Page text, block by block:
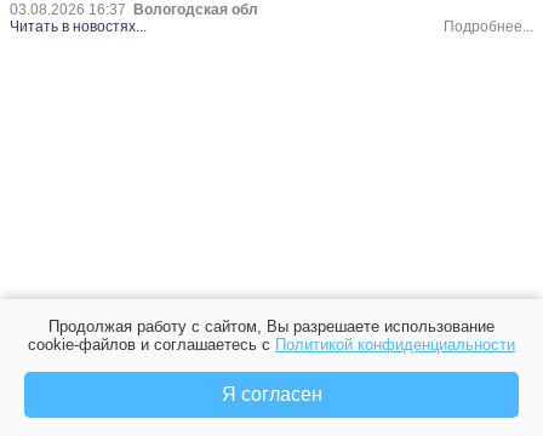
03.08.2026 16:37
Вологодская обл
Читать в новостях...
Подробнее...
Продолжая работу с сайтом, Вы разрешаете использование
cookie-файлов и соглашаетесь с Политикой конфиденциальности
Я согласен